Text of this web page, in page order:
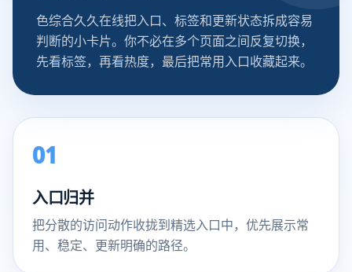
色综合久久在线把入口、标签和更新状态拆成容易
判断的小卡片。你不必在多个页面之间反复切换，
先看标签，再看热度，最后把常用入口收藏起来。
01
入口归并
把分散的访问动作收拢到精选入口中，优先展示常
用、稳定、更新明确的路径。